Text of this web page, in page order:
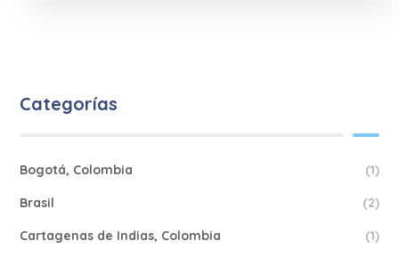
Categorías
Bogotá, Colombia (1)
Brasil (2)
Cartagenas de Indias, Colombia (1)